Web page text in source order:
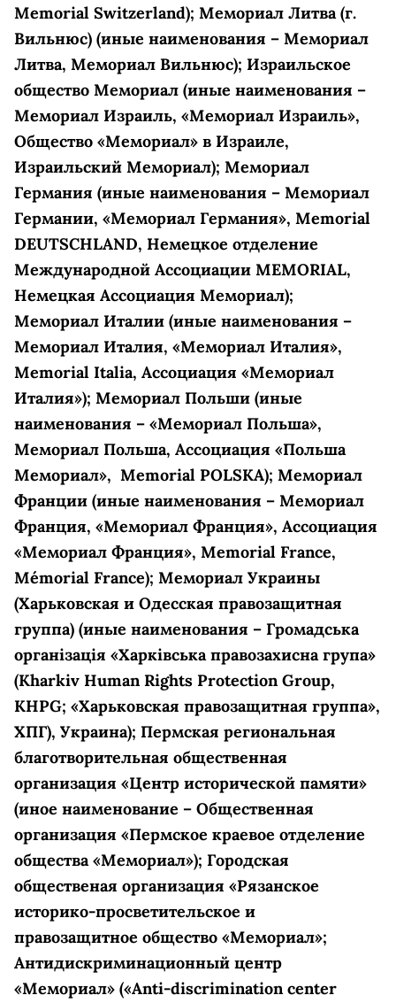
Memorial Switzerland); Мемориал Литва (г.
Вильнюс) (иные наименования – Мемориал
Литва, Мемориал Вильнюс); Израильское
общество Мемориал (иные наименования –
Мемориал Израиль, «Мемориал Израиль»,
Общество «Мемориал» в Израиле,
Израильский Мемориал); Мемориал
Германия (иные наименования – Мемориал
Германии, «Мемориал Германия», Memorial
DEUTSCHLAND, Немецкое отделение
Международной Ассоциации MEMORIAL,
Немецкая Ассоциация Мемориал);
Мемориал Италии (иные наименования –
Мемориал Италия, «Мемориал Италия»,
Memorial Italia, Ассоциация «Мемориал
Италия»); Мемориал Польши (иные
наименования – «Мемориал Польша»,
Мемориал Польша, Ассоциация «Польша
Мемориал», Memorial POLSKA); Мемориал
Франции (иные наименования – Мемориал
Франция, «Мемориал Франция», Ассоциация
«Мемориал Франция», Memorial France,
Mémorial France); Мемориал Украины
(Харьковская и Одесская правозащитная
группа) (иные наименования – Громадська
органiзацiя «Харкiвська правозахисна група»
(Kharkiv Human Rights Protectiоn Group,
KHPG; «Харьковская правозащитная группа»,
ХПГ), Украина); Пермская региональная
благотворительная общественная
организация «Центр исторической памяти»
(иное наименование – Общественная
организация «Пермское краевое отделение
общества «Мемориал»); Городская
общественая организация «Рязанское
историко-просветительское и
правозащитное общество «Мемориал»;
Антидискриминационный центр
«Мемориал» («Anti-discrimination center